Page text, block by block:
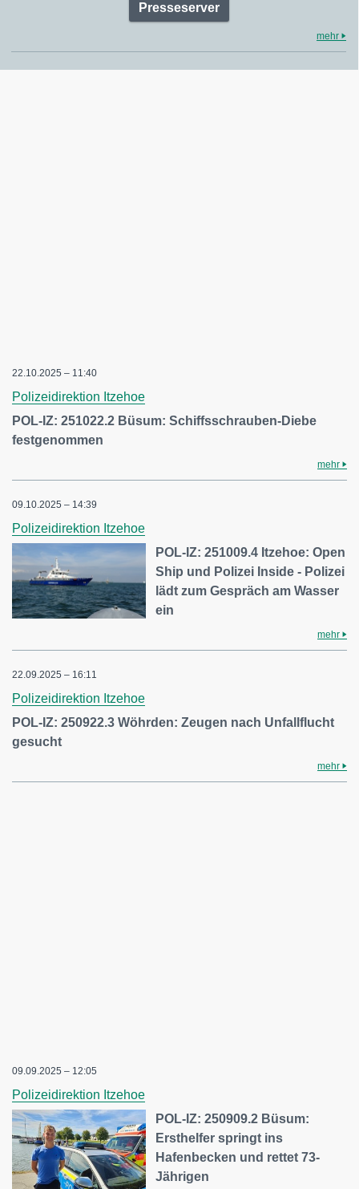
Presseserver
mehr
22.10.2025 – 11:40
Polizeidirektion Itzehoe
POL-IZ: 251022.2 Büsum: Schiffsschrauben-Diebe
festgenommen
mehr
09.10.2025 – 14:39
Polizeidirektion Itzehoe
POL-IZ: 251009.4 Itzehoe: Open
Ship und Polizei Inside - Polizei
lädt zum Gespräch am Wasser
ein
mehr
22.09.2025 – 16:11
Polizeidirektion Itzehoe
POL-IZ: 250922.3 Wöhrden: Zeugen nach Unfallflucht
gesucht
mehr
09.09.2025 – 12:05
Polizeidirektion Itzehoe
POL-IZ: 250909.2 Büsum:
Ersthelfer springt ins
Hafenbecken und rettet 73-
Jährigen